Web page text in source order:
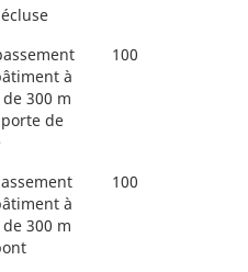
à
300 m
de
100
à
300 m
100